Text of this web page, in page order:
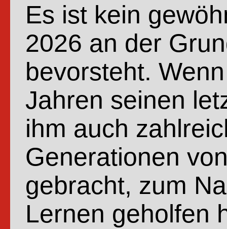
Es ist kein
2026 an der
bevorsteht.
Jahren seinen
ihm auch
Generationen
gebracht, zum
Lernen geholfen